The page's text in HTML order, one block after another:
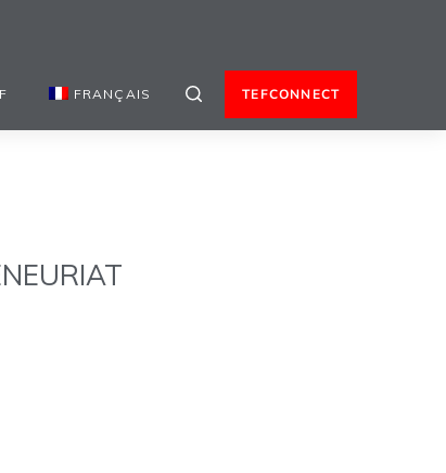
FRANÇAIS TEFCONNECT